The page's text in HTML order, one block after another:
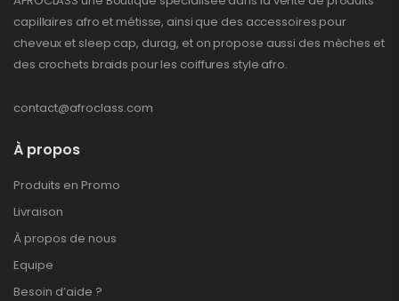
capillaires afro et métisse, ainsi que des accessoires pour
cheveux et sleep cap, durag, et on propose aussi des mèches et
des crochets braids pour les coiffures style afro.
contact@afroclass.com
À propos
Produits en Promo
Livraison
À propos de nous
Equipe
Besoin d’aide ?